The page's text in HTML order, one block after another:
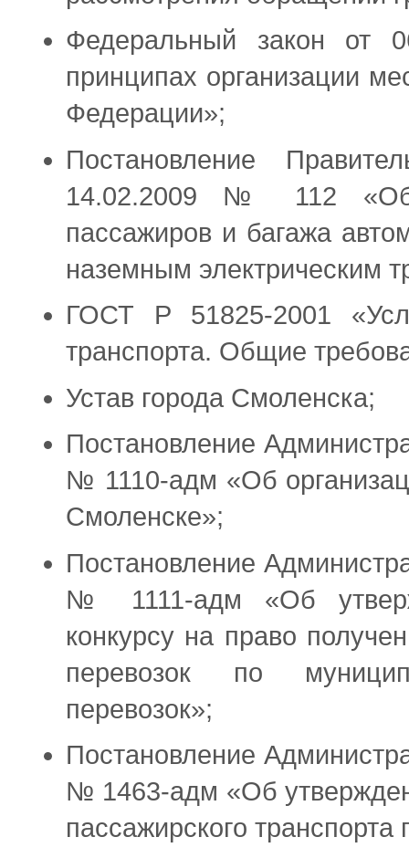
Федеральный закон
принципах организации
Федерации»;
Постановление
14.02.2009 № 112 «Об
пассажиров и багажа
наземным электрическим
ГОСТ Р 51825-2001
транспорта. Общие
Устав города Смоленска;
Постановление
№ 1110-адм «Об
Смоленске»;
Постановление
№ 1111-адм «Об
конкурсу на право
перевозок по
перевозок»;
Постановление
№ 1463-адм «Об
пассажирского